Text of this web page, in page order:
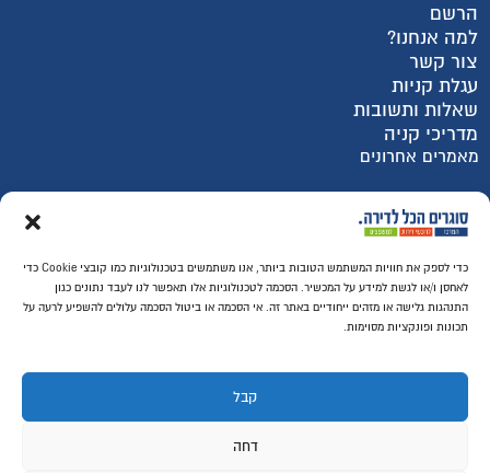
כדי לספק את חוויות המשתמש הטובות ביותר, אנו משתמשים בטכנולוגיות כמו קובצי Cookie כדי
לאחסן ו/או לגשת למידע על המכשיר. הסכמה לטכנולוגיות אלו תאפשר לנו לעבד נתונים כגון
התנהגות גלישה או מזהים ייחודיים באתר זה. אי הסכמה או ביטול הסכמה עלולים להשפיע לרעה על
תכונות ופונקציות מסוימות.
קבל
דחה
הרשם
למה אנחנו?
צור קשר
עגלת קניות
שאלות ותשובות
מדריכי קניה
מאמרים אחרונים
רכישה מאובטחת SSL